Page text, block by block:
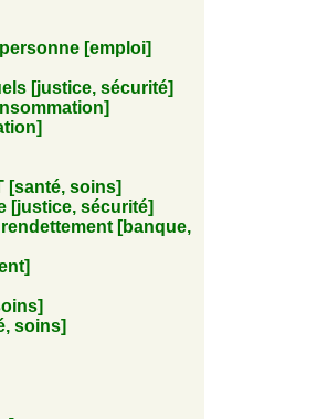
[emploi]
[justice, sécurité]
[santé, soins]
[justice, sécurité]
[banque,
soins]